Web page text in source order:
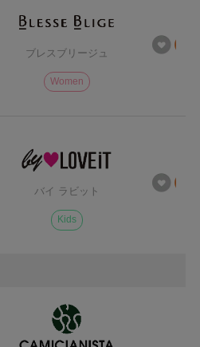
ブレスブリージュ
Women
バイ ラビット
Kids